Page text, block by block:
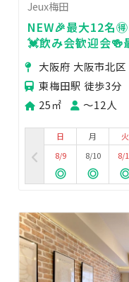
Jeux梅田
NEW🎉最大12名
💓飲み会歓迎会🍻
梅田大阪府 大阪市北
東梅田駅 徒歩3分
25㎡
〜12人
日
8/9
月
8/10
火
8/